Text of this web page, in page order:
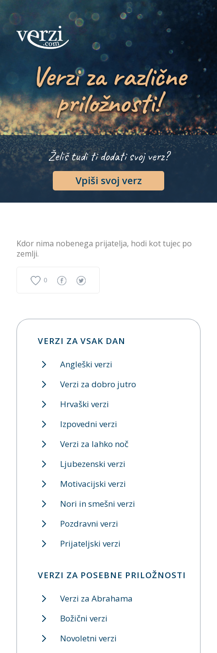
Verzi za različne
priložnosti!
Želiš tudi ti dodati svoj verz?
Vpiši svoj verz
Kdor nima nobenega prijatelja, hodi kot tujec po
zemlji.
0
VERZI ZA VSAK DAN
Angleški verzi
Verzi za dobro jutro
Hrvaški verzi
Izpovedni verzi
Verzi za lahko noč
Ljubezenski verzi
Motivacijski verzi
Nori in smešni verzi
Pozdravni verzi
Prijateljski verzi
VERZI ZA POSEBNE PRILOŽNOSTI
Verzi za Abrahama
Božični verzi
Novoletni verzi